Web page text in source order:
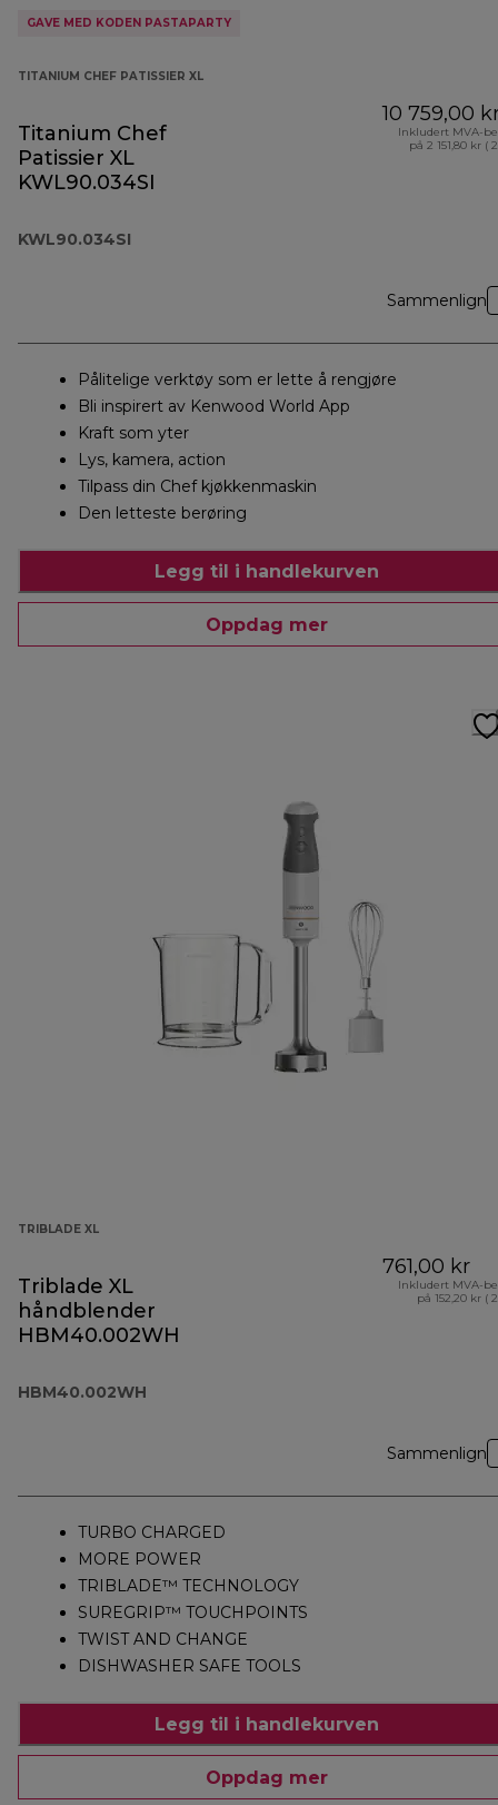
GAVE MED KODEN PASTAPARTY
TITANIUM CHEF PATISSIER XL
Titanium Chef
Patissier XL
KWL90.034SI
KWL90.034SI
10 759,00
Inkludert MVA-
på 2 151,80 kr (
Sammenlign
Pålitelige verktøy som er lette å rengjøre
Bli inspirert av Kenwood World App
Kraft som yter
Lys, kamera, action
Tilpass din Chef kjøkkenmaskin
Den letteste berøring
Legg til i handlekurven
Oppdag mer
TRIBLADE XL
Triblade XL
håndblender
HBM40.002WH
HBM40.002WH
761,00 kr
Inkludert MVA-
på 152,20 kr (
Sammenlign
TURBO CHARGED
MORE POWER
TRIBLADE™ TECHNOLOGY
SUREGRIP™ TOUCHPOINTS
TWIST AND CHANGE
DISHWASHER SAFE TOOLS
Legg til i handlekurven
Oppdag mer